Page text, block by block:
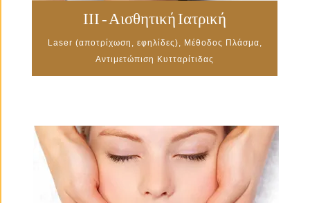
III - Αισθητική Ιατρική
Laser (αποτρίχωση, εφηλίδες), Μέθοδος Πλάσμα,
Αντιμετώπιση Κυτταρίτιδας